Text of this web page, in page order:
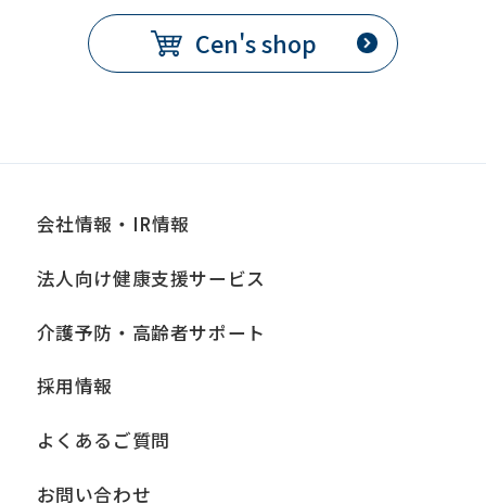
Cen's shop
会社情報・IR情報
法人向け健康支援サービス
介護予防・高齢者サポート
採用情報
よくあるご質問
お問い合わせ